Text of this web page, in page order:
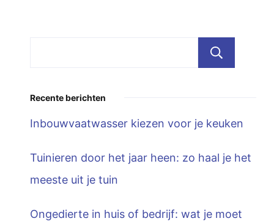
Recente berichten
Inbouwvaatwasser kiezen voor je keuken
Tuinieren door het jaar heen: zo haal je het
meeste uit je tuin
Ongedierte in huis of bedrijf: wat je moet